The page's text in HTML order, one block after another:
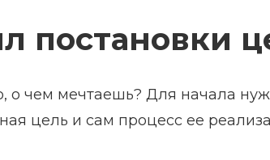
постановки
о чем мечтаешь? Для начала
цель и сам процесс ее